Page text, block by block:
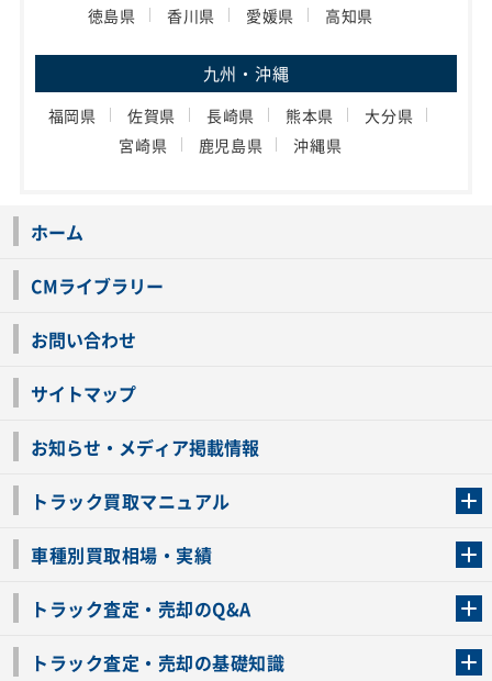
徳島県
香川県 愛媛県 高知県
九州・沖縄
福岡県 佐賀県 長崎県 熊本県
大分県
宮崎県
鹿児島県 沖縄県
ホーム
CMライブラリー
お問い合わせ
サイトマップ
お知らせ・メディア掲載情報
トラック買取マニュアル
車種別買取相場・実績
トラック査定・売却のQ&A
トラック査定・売却の基礎知識